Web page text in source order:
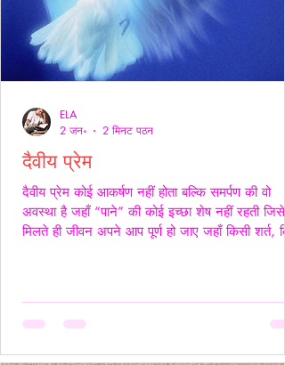
दैवीय प्रेम
दैवीय प्रेम कोई आकर्षण नहीं होता बल्कि समर्पण की वो
अवस्था है जहाँ “पाने” की कोई इच्छा शेष नहीं रहती जिसे
मिलते ही जीवन अपने आप पूर्ण हो जाए जहाँ किसी शर्त,
प्रेम है जहाँ आत्मा आत्मा को पहचान लेती है बिना परिचय,
ELA
2 जन॰
2 मिनट पठन